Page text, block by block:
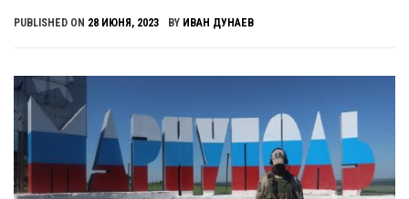
PUBLISHED ON 28 ИЮНЯ, 2023 BY ИВАН ДУНАЕВ